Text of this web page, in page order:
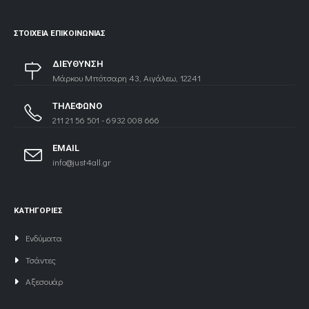
ΣΤΟΙΧΕΊΑ ΕΠΙΚΟΙΝΩΝΊΑΣ
ΔΙΕΥΘΥΝΣΗ
Μάρκου Μπότσαρη 43, Αιγάλεω, 12241
ΤΗΛΕΦΩΝΟ
211 21 56 501 - 6932 008 666
EMAIL
info@just4all.gr
ΚΑΤΗΓΟΡΙΕΣ
Ενδύματα
Τσάντες
Αξεσουάρ